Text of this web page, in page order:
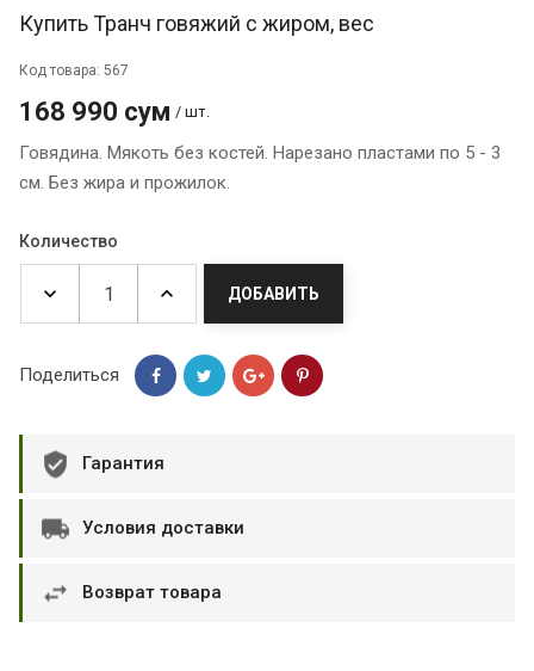
Купить Транч говяжий с жиром, вес
Код товара: 567
168 990 сум / шт.
Говядина. Мякоть без костей. Нарезано пластами по 5 - 3
см. Без жира и прожилок.
Количество
ДОБАВИТЬ
Поделиться
Гарантия
Условия доставки
Возврат товара